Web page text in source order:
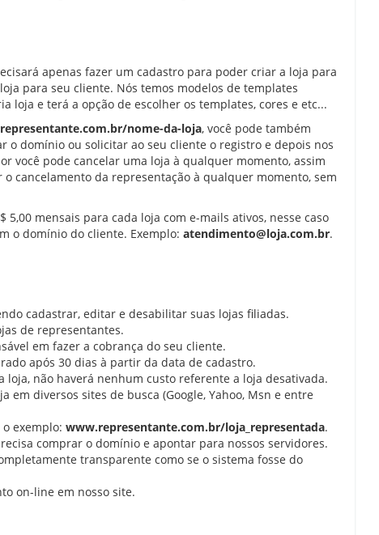
apenas fazer um cadastro para poder criar a loja para
para seu cliente. Nós temos modelos de templates
loja e terá a opção de escolher os templates, cores e etc...
nome-da-loja, você pode também
o domínio ou solicitar ao seu cliente o registro e depois nos
você pode cancelar uma loja à qualquer momento, assim
cancelamento da representação à qualquer momento, sem
mensais para cada loja com e-mails ativos, nesse caso
o domínio do cliente. Exemplo: atendimento@loja.com.br.
cadastrar, editar e desabilitar suas lojas filiadas.
de representantes.
em fazer a cobrança do seu cliente.
após 30 dias à partir da data de cadastro.
não haverá nenhum custo referente a loja desativada.
diversos sites de busca (Google, Yahoo, Msn e entre
exemplo: www.representante.com.br/loja_representada.
comprar o domínio e apontar para nossos servidores.
transparente como se o sistema fosse do
on-line em nosso site.